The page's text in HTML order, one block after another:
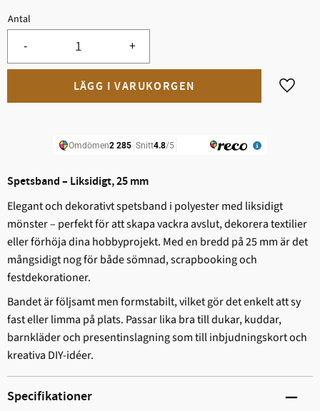
Antal
+
-
Lägg
Spetsband – Liksidigt, 25 mm
Elegant och dekorativt spetsband i polyester med liksidigt
mönster – perfekt för att skapa vackra avslut, dekorera textilier
eller förhöja dina hobbyprojekt. Med en bredd på 25 mm är det
mångsidigt nog för både sömnad, scrapbooking och
festdekorationer.
Bandet är följsamt men formstabilt, vilket gör det enkelt att sy
fast eller limma på plats. Passar lika bra till dukar, kuddar,
barnkläder och presentinslagning som till inbjudningskort och
kreativa DIY-idéer.
Specifikationer